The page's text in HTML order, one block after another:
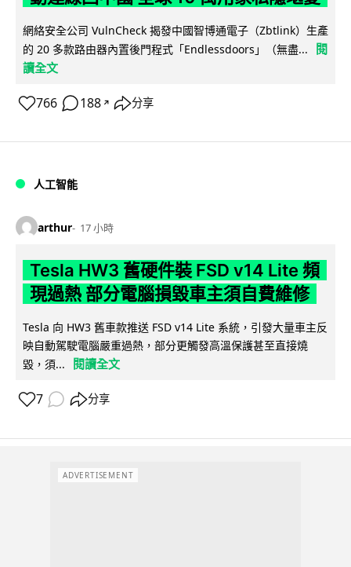
網絡安全公司 VulnCheck 揭發中國智博通電子（Zbtlink）生產
的 20 多款路由器內置後門程式「Endlessdoors」（無盡...
閱
讀全文
766 188 ↗ 分享
人工智能
arthur 17 小時
Tesla HW3 舊硬件裝 FSD v14 Lite 頻
現過熱 部分電腦損毀車主須自費維修
Tesla 向 HW3 舊車款推送 FSD v14 Lite 系統，引發大量車主反
映自動駕駛電腦嚴重過熱，部分更觸發高溫保護甚至直接燒
毀，須...
閱讀全文
7 分享
ADVERTISEMENT